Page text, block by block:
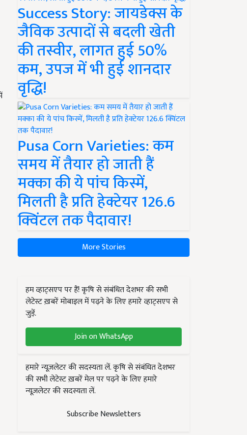
Success Story: जायडेक्स के
जैविक उत्पादों से बदली खेती
की तस्वीर, लागत हुई 50%
कम, उपज में भी हुई शानदार
वृद्धि!
Pusa Corn Varieties: कम
समय में तैयार हो जाती हैं
मक्का की ये पांच किस्में,
मिलती है प्रति हेक्टेयर 126.6
क्विंटल तक पैदावार!
More Stories
हम व्हाट्सएप पर हैं! कृषि से संबंधित देशभर की सभी
लेटेस्ट ख़बरें मोबाइल में पढ़ने के लिए हमारे व्हाट्सएप से
जुड़ें.
Join on WhatsApp
हमारे न्यूज़लेटर की सदस्यता लें. कृषि से संबंधित देशभर
की सभी लेटेस्ट ख़बरें मेल पर पढ़ने के लिए हमारे
न्यूज़लेटर की सदस्यता लें.
Subscribe Newsletters